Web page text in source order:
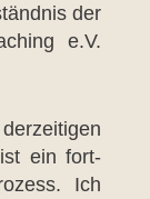
der
e.V.
ist ein fort­
Ich